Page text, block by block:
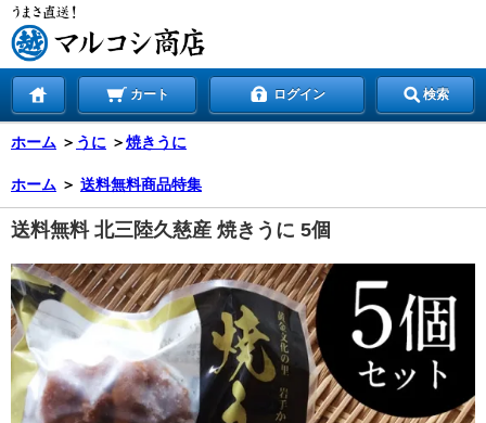
カート ログイン 検索
ホーム ＞ うに ＞焼きうに
ホーム ＞ 送料無料商品特集
送料無料 北三陸久慈産 焼きうに 5個